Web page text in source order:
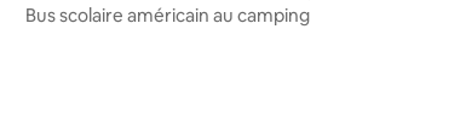
Bus scolaire américain au camping